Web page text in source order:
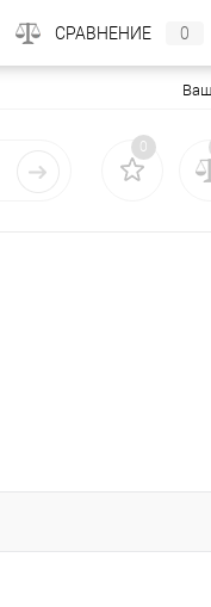
0
СРАВНЕНИЕ 0